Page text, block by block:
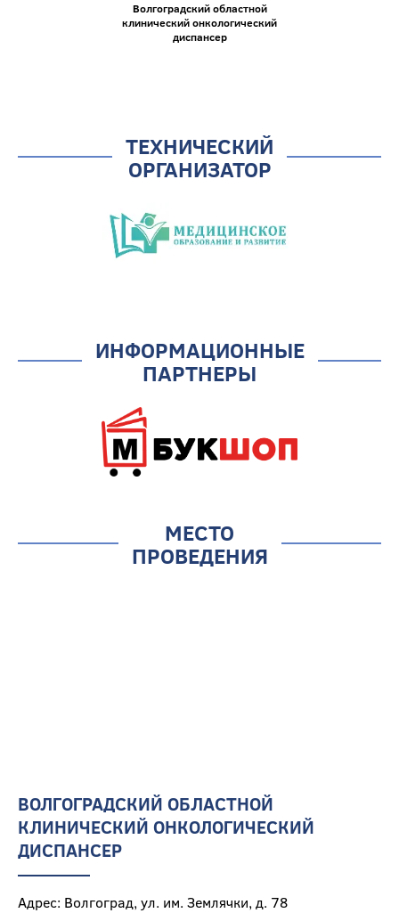
МЕСТО
ПРОВЕДЕНИЯ
ВОЛГОГРАДСКИЙ ОБЛАСТНОЙ
КЛИНИЧЕСКИЙ ОНКОЛОГИЧЕСКИЙ
ДИСПАНСЕР
Адрес: Волгоград, ул. им. Землячки, д. 78
Волгоградский областной
клинический онкологический
диспансер
ТЕХНИЧЕСКИЙ
ОРГАНИЗАТОР
ИНФОРМАЦИОННЫЕ
ПАРТНЕРЫ